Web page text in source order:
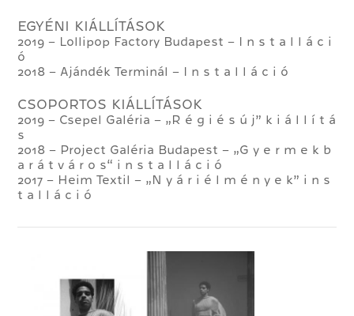
EGYÉNI KIÁLLÍTÁSOK
2019 – Lollipop Factory Budapest – I n s t a l l á c i
ó
2018 – Ajándék Terminál – I n s t a l l á c i ó
CSOPORTOS KIÁLLÍTÁSOK
2019 – Csepel Galéria – „R é g i é s ú j” k i á l l í t á
s
2018 – Project Galéria Budapest – „G y e r m e k b
a r á t v á r o s“ i n s t a l l á c i ó
2017 – Heim Textil – „N y á r i é l m é n y e k” i n s
t a l l á c i ó